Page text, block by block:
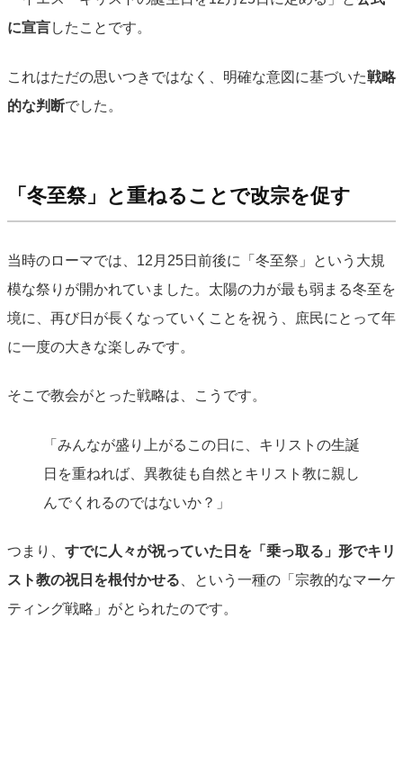
に宣言したことです。
これはただの思いつきではなく、明確な意図に基づいた戦略
的な判断でした。
「冬至祭」と重ねることで改宗を促す
当時のローマでは、12月25日前後に「冬至祭」という大規
模な祭りが開かれていました。太陽の力が最も弱まる冬至を
境に、再び日が長くなっていくことを祝う、庶民にとって年
に一度の大きな楽しみです。
そこで教会がとった戦略は、こうです。
「みんなが盛り上がるこの日に、キリストの生誕
日を重ねれば、異教徒も自然とキリスト教に親し
んでくれるのではないか？」
つまり、 すでに人々が祝っていた日を「乗っ取る」形でキリ
スト教の祝日を根付かせる 、という一種の「宗教的なマーケ
ティング戦略」がとられたのです。